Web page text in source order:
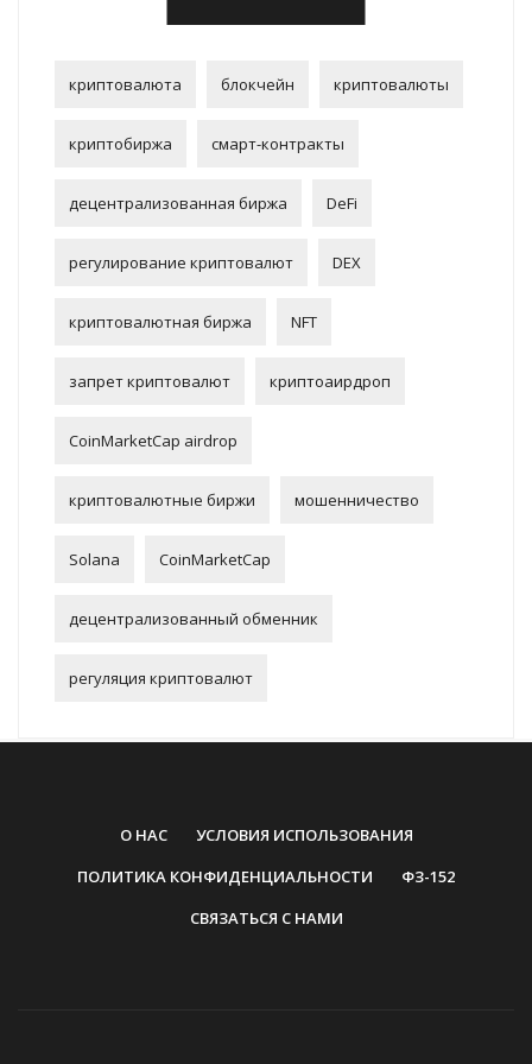
криптовалюта блокчейн криптовалюты
криптобиржа смарт-контракты
децентрализованная биржа DeFi
регулирование криптовалют DEX
криптовалютная биржа NFT
запрет криптовалют криптоаирдроп
CoinMarketCap airdrop
криптовалютные биржи мошенничество
Solana CoinMarketCap
децентрализованный обменник
регуляция криптовалют
О НАС
УСЛОВИЯ ИСПОЛЬЗОВАНИЯ
ПОЛИТИКА КОНФИДЕНЦИАЛЬНОСТИ
ФЗ-152
СВЯЗАТЬСЯ С НАМИ